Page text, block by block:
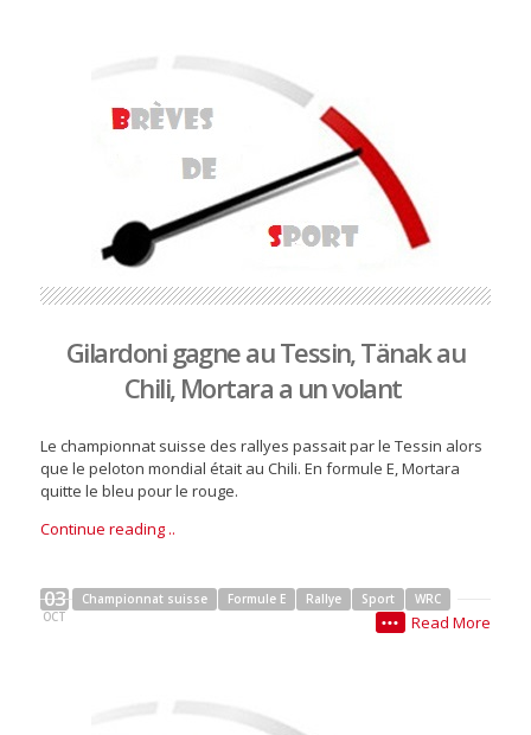
Gilardoni gagne au Tessin, Tänak au
Chili, Mortara a un volant
Le championnat suisse des rallyes passait par le Tessin alors
que le peloton mondial était au Chili. En formule E, Mortara
quitte le bleu pour le rouge.
Continue reading ..
03
OCT
Championnat suisse Formule E Rallye Sport WRC
Read More
•••